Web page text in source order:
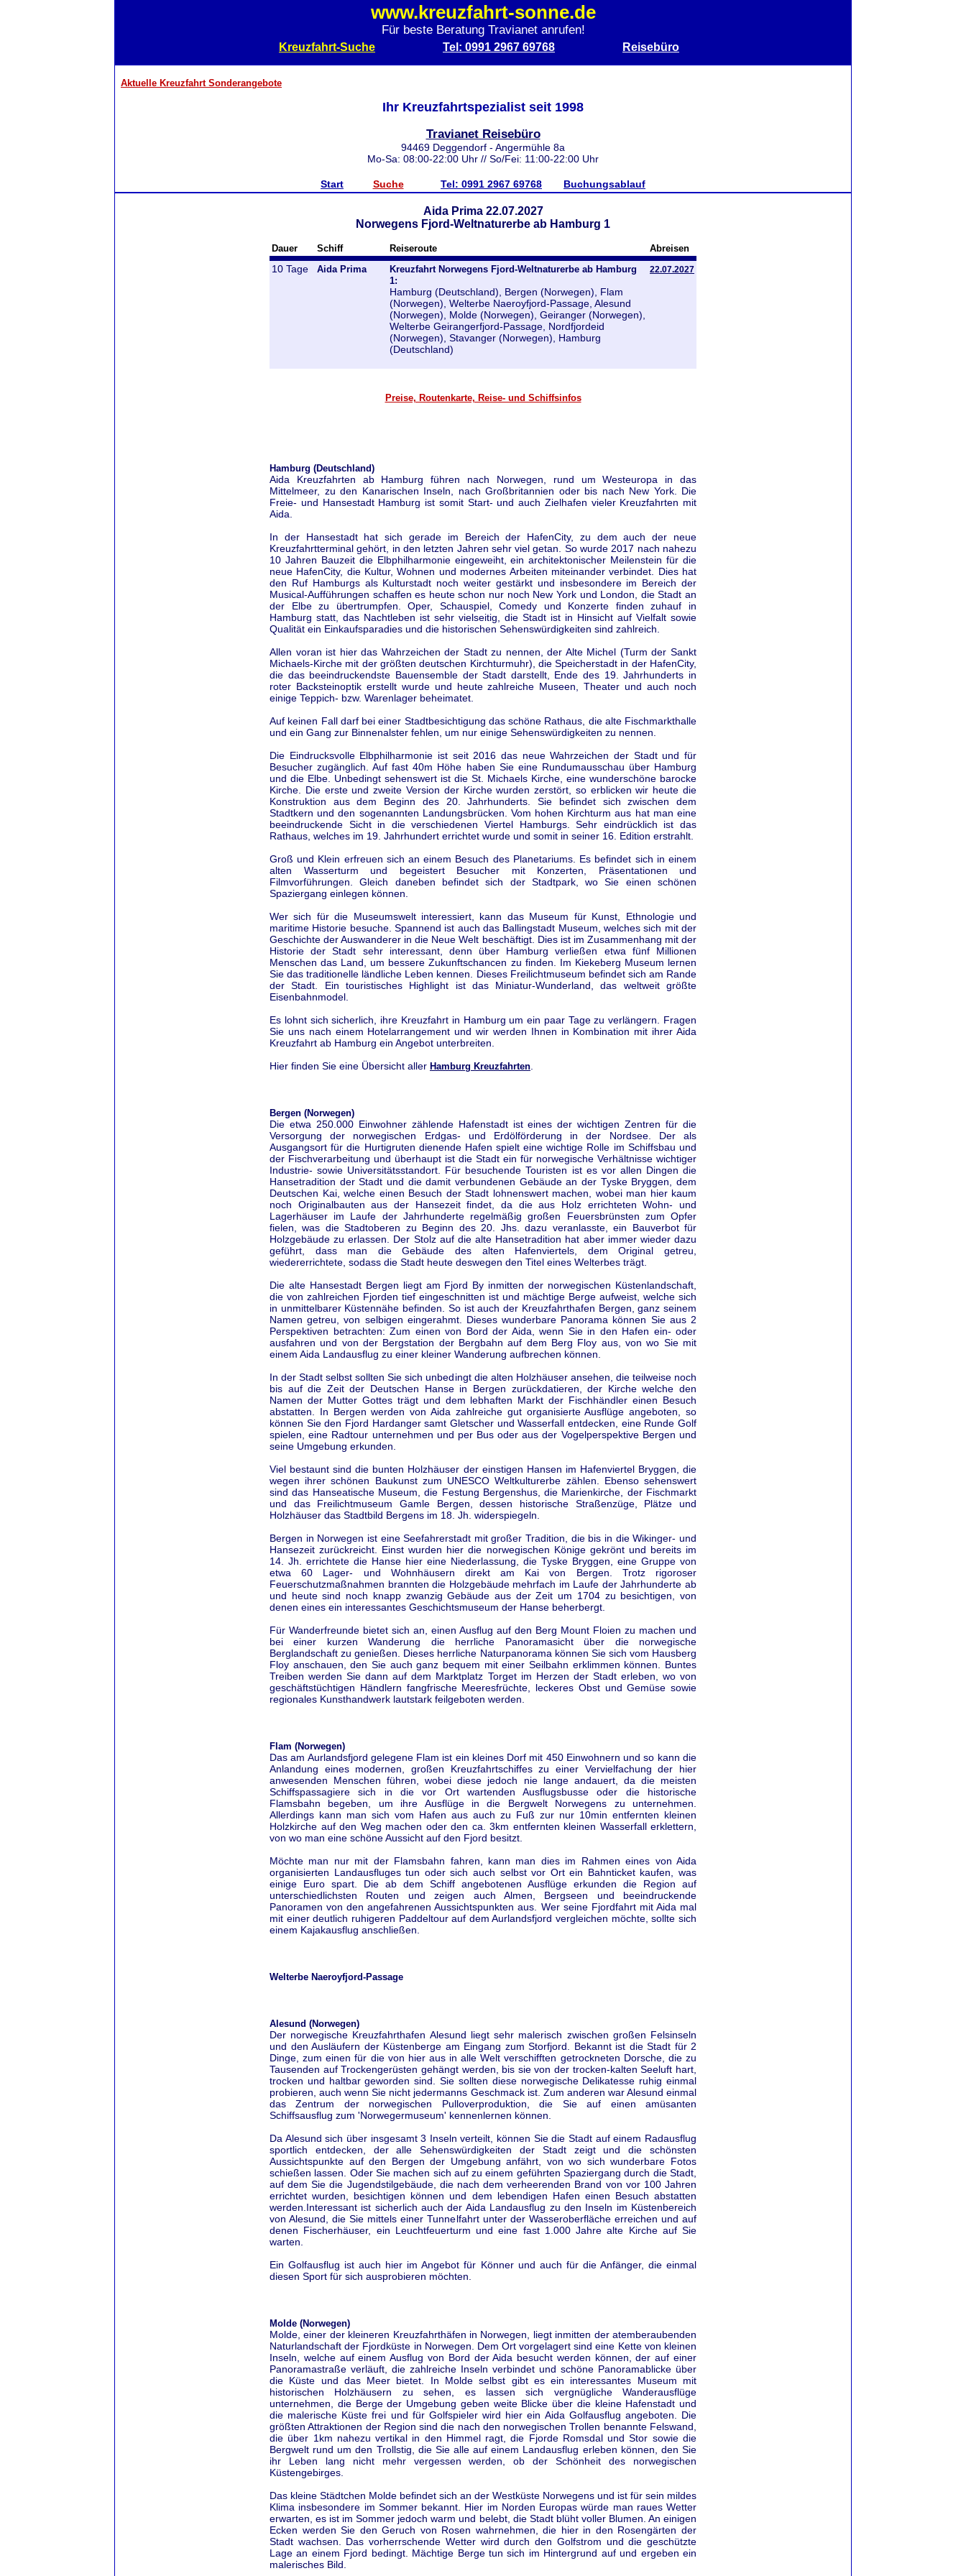
www.kreuzfahrt-sonne.de
Für beste Beratung Travianet anrufen!
Kreuzfahrt-Suche Tel: 0991 2967 69768 Reisebüro
Aktuelle Kreuzfahrt Sonderangebote
Ihr Kreuzfahrtspezialist seit 1998
Travianet Reisebüro
94469 Deggendorf - Angermühle 8a
Mo-Sa: 08:00-22:00 Uhr // So/Fei: 11:00-22:00 Uhr
Start Suche Tel: 0991 2967 69768 Buchungsablauf
Aida Prima 22.07.2027
Norwegens Fjord-Weltnaturerbe ab Hamburg 1
Dauer Schiff Reiseroute Abreisen
10 Tage Aida Prima
Kreuzfahrt Norwegens Fjord-Weltnaturerbe ab Hamburg
1:
Hamburg (Deutschland), Bergen (Norwegen), Flam
(Norwegen), Welterbe Naeroyfjord-Passage, Alesund
(Norwegen), Molde (Norwegen), Geiranger (Norwegen),
Welterbe Geirangerfjord-Passage, Nordfjordeid
(Norwegen), Stavanger (Norwegen), Hamburg
(Deutschland)
22.07.2027
Preise, Routenkarte, Reise- und Schiffsinfos
Hamburg (Deutschland)
Aida Kreuzfahrten ab Hamburg führen nach Norwegen, rund um Westeuropa in das
Mittelmeer, zu den Kanarischen Inseln, nach Großbritannien oder bis nach New York. Die
Freie- und Hansestadt Hamburg ist somit Start- und auch Zielhafen vieler Kreuzfahrten mit
Aida.
In der Hansestadt hat sich gerade im Bereich der HafenCity, zu dem auch der neue
Kreuzfahrtterminal gehört, in den letzten Jahren sehr viel getan. So wurde 2017 nach nahezu
10 Jahren Bauzeit die Elbphilharmonie eingeweiht, ein architektonischer Meilenstein für die
neue HafenCity, die Kultur, Wohnen und modernes Arbeiten miteinander verbindet. Dies hat
den Ruf Hamburgs als Kulturstadt noch weiter gestärkt und insbesondere im Bereich der
Musical-Aufführungen schaffen es heute schon nur noch New York und London, die Stadt an
der Elbe zu übertrumpfen. Oper, Schauspiel, Comedy und Konzerte finden zuhauf in
Hamburg statt, das Nachtleben ist sehr vielseitig, die Stadt ist in Hinsicht auf Vielfalt sowie
Qualität ein Einkaufsparadies und die historischen Sehenswürdigkeiten sind zahlreich.
Allen voran ist hier das Wahrzeichen der Stadt zu nennen, der Alte Michel (Turm der Sankt
Michaels-Kirche mit der größten deutschen Kirchturmuhr), die Speicherstadt in der HafenCity,
die das beeindruckendste Bauensemble der Stadt darstellt, Ende des 19. Jahrhunderts in
roter Backsteinoptik erstellt wurde und heute zahlreiche Museen, Theater und auch noch
einige Teppich- bzw. Warenlager beheimatet.
Auf keinen Fall darf bei einer Stadtbesichtigung das schöne Rathaus, die alte Fischmarkthalle
und ein Gang zur Binnenalster fehlen, um nur einige Sehenswürdigkeiten zu nennen.
Die Eindrucksvolle Elbphilharmonie ist seit 2016 das neue Wahrzeichen der Stadt und für
Besucher zugänglich. Auf fast 40m Höhe haben Sie eine Rundumausschau über Hamburg
und die Elbe. Unbedingt sehenswert ist die St. Michaels Kirche, eine wunderschöne barocke
Kirche. Die erste und zweite Version der Kirche wurden zerstört, so erblicken wir heute die
Konstruktion aus dem Beginn des 20. Jahrhunderts. Sie befindet sich zwischen dem
Stadtkern und den sogenannten Landungsbrücken. Vom hohen Kirchturm aus hat man eine
beeindruckende Sicht in die verschiedenen Viertel Hamburgs. Sehr eindrücklich ist das
Rathaus, welches im 19. Jahrhundert errichtet wurde und somit in seiner 16. Edition erstrahlt.
Groß und Klein erfreuen sich an einem Besuch des Planetariums. Es befindet sich in einem
alten Wasserturm und begeistert Besucher mit Konzerten, Präsentationen und
Filmvorführungen. Gleich daneben befindet sich der Stadtpark, wo Sie einen schönen
Spaziergang einlegen können.
Wer sich für die Museumswelt interessiert, kann das Museum für Kunst, Ethnologie und
maritime Historie besuche. Spannend ist auch das Ballingstadt Museum, welches sich mit der
Geschichte der Auswanderer in die Neue Welt beschäftigt. Dies ist im Zusammenhang mit der
Historie der Stadt sehr interessant, denn über Hamburg verließen etwa fünf Millionen
Menschen das Land, um bessere Zukunftschancen zu finden. Im Kiekeberg Museum lernen
Sie das traditionelle ländliche Leben kennen. Dieses Freilichtmuseum befindet sich am Rande
der Stadt. Ein touristisches Highlight ist das Miniatur-Wunderland, das weltweit größte
Eisenbahnmodel.
Es lohnt sich sicherlich, ihre Kreuzfahrt in Hamburg um ein paar Tage zu verlängern. Fragen
Sie uns nach einem Hotelarrangement und wir werden Ihnen in Kombination mit ihrer Aida
Kreuzfahrt ab Hamburg ein Angebot unterbreiten.
Hier finden Sie eine Übersicht aller Hamburg Kreuzfahrten.
Bergen (Norwegen)
Die etwa 250.000 Einwohner zählende Hafenstadt ist eines der wichtigen Zentren für die
Versorgung der norwegischen Erdgas- und Erdölförderung in der Nordsee. Der als
Ausgangsort für die Hurtigruten dienende Hafen spielt eine wichtige Rolle im Schiffsbau und
der Fischverarbeitung und überhaupt ist die Stadt ein für norwegische Verhältnisse wichtiger
Industrie- sowie Universitätsstandort. Für besuchende Touristen ist es vor allen Dingen die
Hansetradition der Stadt und die damit verbundenen Gebäude an der Tyske Bryggen, dem
Deutschen Kai, welche einen Besuch der Stadt lohnenswert machen, wobei man hier kaum
noch Originalbauten aus der Hansezeit findet, da die aus Holz errichteten Wohn- und
Lagerhäuser im Laufe der Jahrhunderte regelmäßig großen Feuersbrünsten zum Opfer
fielen, was die Stadtoberen zu Beginn des 20. Jhs. dazu veranlasste, ein Bauverbot für
Holzgebäude zu erlassen. Der Stolz auf die alte Hansetradition hat aber immer wieder dazu
geführt, dass man die Gebäude des alten Hafenviertels, dem Original getreu,
wiedererrichtete, sodass die Stadt heute deswegen den Titel eines Welterbes trägt.
Die alte Hansestadt Bergen liegt am Fjord By inmitten der norwegischen Küstenlandschaft,
die von zahlreichen Fjorden tief eingeschnitten ist und mächtige Berge aufweist, welche sich
in unmittelbarer Küstennähe befinden. So ist auch der Kreuzfahrthafen Bergen, ganz seinem
Namen getreu, von selbigen eingerahmt. Dieses wunderbare Panorama können Sie aus 2
Perspektiven betrachten: Zum einen von Bord der Aida, wenn Sie in den Hafen ein- oder
ausfahren und von der Bergstation der Bergbahn auf dem Berg Floy aus, von wo Sie mit
einem Aida Landausflug zu einer kleiner Wanderung aufbrechen können.
In der Stadt selbst sollten Sie sich unbedingt die alten Holzhäuser ansehen, die teilweise noch
bis auf die Zeit der Deutschen Hanse in Bergen zurückdatieren, der Kirche welche den
Namen der Mutter Gottes trägt und dem lebhaften Markt der Fischhändler einen Besuch
abstatten. In Bergen werden von Aida zahlreiche gut organisierte Ausflüge angeboten, so
können Sie den Fjord Hardanger samt Gletscher und Wasserfall entdecken, eine Runde Golf
spielen, eine Radtour unternehmen und per Bus oder aus der Vogelperspektive Bergen und
seine Umgebung erkunden.
Viel bestaunt sind die bunten Holzhäuser der einstigen Hansen im Hafenviertel Bryggen, die
wegen ihrer schönen Baukunst zum UNESCO Weltkulturerbe zählen. Ebenso sehenswert
sind das Hanseatische Museum, die Festung Bergenshus, die Marienkirche, der Fischmarkt
und das Freilichtmuseum Gamle Bergen, dessen historische Straßenzüge, Plätze und
Holzhäuser das Stadtbild Bergens im 18. Jh. widerspiegeln.
Bergen in Norwegen ist eine Seefahrerstadt mit großer Tradition, die bis in die Wikinger- und
Hansezeit zurückreicht. Einst wurden hier die norwegischen Könige gekrönt und bereits im
14. Jh. errichtete die Hanse hier eine Niederlassung, die Tyske Bryggen, eine Gruppe von
etwa 60 Lager- und Wohnhäusern direkt am Kai von Bergen. Trotz rigoroser
Feuerschutzmaßnahmen brannten die Holzgebäude mehrfach im Laufe der Jahrhunderte ab
und heute sind noch knapp zwanzig Gebäude aus der Zeit um 1704 zu besichtigen, von
denen eines ein interessantes Geschichtsmuseum der Hanse beherbergt.
Für Wanderfreunde bietet sich an, einen Ausflug auf den Berg Mount Floien zu machen und
bei einer kurzen Wanderung die herrliche Panoramasicht über die norwegische
Berglandschaft zu genießen. Dieses herrliche Naturpanorama können Sie sich vom Hausberg
Floy anschauen, den Sie auch ganz bequem mit einer Seilbahn erklimmen können. Buntes
Treiben werden Sie dann auf dem Marktplatz Torget im Herzen der Stadt erleben, wo von
geschäftstüchtigen Händlern fangfrische Meeresfrüchte, leckeres Obst und Gemüse sowie
regionales Kunsthandwerk lautstark feilgeboten werden.
Flam (Norwegen)
Das am Aurlandsfjord gelegene Flam ist ein kleines Dorf mit 450 Einwohnern und so kann die
Anlandung eines modernen, großen Kreuzfahrtschiffes zu einer Vervielfachung der hier
anwesenden Menschen führen, wobei diese jedoch nie lange andauert, da die meisten
Schiffspassagiere sich in die vor Ort wartenden Ausflugsbusse oder die historische
Flamsbahn begeben, um ihre Ausflüge in die Bergwelt Norwegens zu unternehmen.
Allerdings kann man sich vom Hafen aus auch zu Fuß zur nur 10min entfernten kleinen
Holzkirche auf den Weg machen oder den ca. 3km entfernten kleinen Wasserfall erklettern,
von wo man eine schöne Aussicht auf den Fjord besitzt.
Möchte man nur mit der Flamsbahn fahren, kann man dies im Rahmen eines von Aida
organisierten Landausfluges tun oder sich auch selbst vor Ort ein Bahnticket kaufen, was
einige Euro spart. Die ab dem Schiff angebotenen Ausflüge erkunden die Region auf
unterschiedlichsten Routen und zeigen auch Almen, Bergseen und beeindruckende
Panoramen von den angefahrenen Aussichtspunkten aus. Wer seine Fjordfahrt mit Aida mal
mit einer deutlich ruhigeren Paddeltour auf dem Aurlandsfjord vergleichen möchte, sollte sich
einem Kajakausflug anschließen.
Welterbe Naeroyfjord-Passage
Alesund (Norwegen)
Der norwegische Kreuzfahrthafen Alesund liegt sehr malerisch zwischen großen Felsinseln
und den Ausläufern der Küstenberge am Eingang zum Storfjord. Bekannt ist die Stadt für 2
Dinge, zum einen für die von hier aus in alle Welt verschifften getrockneten Dorsche, die zu
Tausenden auf Trockengerüsten gehängt werden, bis sie von der trocken-kalten Seeluft hart,
trocken und haltbar geworden sind. Sie sollten diese norwegische Delikatesse ruhig einmal
probieren, auch wenn Sie nicht jedermanns Geschmack ist. Zum anderen war Alesund einmal
das Zentrum der norwegischen Pulloverproduktion, die Sie auf einen amüsanten
Schiffsausflug zum 'Norwegermuseum' kennenlernen können.
Da Alesund sich über insgesamt 3 Inseln verteilt, können Sie die Stadt auf einem Radausflug
sportlich entdecken, der alle Sehenswürdigkeiten der Stadt zeigt und die schönsten
Aussichtspunkte auf den Bergen der Umgebung anfährt, von wo sich wunderbare Fotos
schießen lassen. Oder Sie machen sich auf zu einem geführten Spaziergang durch die Stadt,
auf dem Sie die Jugendstilgebäude, die nach dem verheerenden Brand von vor 100 Jahren
errichtet wurden, besichtigen können und dem lebendigen Hafen einen Besuch abstatten
werden.Interessant ist sicherlich auch der Aida Landausflug zu den Inseln im Küstenbereich
von Alesund, die Sie mittels einer Tunnelfahrt unter der Wasseroberfläche erreichen und auf
denen Fischerhäuser, ein Leuchtfeuerturm und eine fast 1.000 Jahre alte Kirche auf Sie
warten.
Ein Golfausflug ist auch hier im Angebot für Könner und auch für die Anfänger, die einmal
diesen Sport für sich ausprobieren möchten.
Molde (Norwegen)
Molde, einer der kleineren Kreuzfahrthäfen in Norwegen, liegt inmitten der atemberaubenden
Naturlandschaft der Fjordküste in Norwegen. Dem Ort vorgelagert sind eine Kette von kleinen
Inseln, welche auf einem Ausflug von Bord der Aida besucht werden können, der auf einer
Panoramastraße verläuft, die zahlreiche Inseln verbindet und schöne Panoramablicke über
die Küste und das Meer bietet. In Molde selbst gibt es ein interessantes Museum mit
historischen Holzhäusern zu sehen, es lassen sich vergnügliche Wanderausflüge
unternehmen, die Berge der Umgebung geben weite Blicke über die kleine Hafenstadt und
die malerische Küste frei und für Golfspieler wird hier ein Aida Golfausflug angeboten. Die
größten Attraktionen der Region sind die nach den norwegischen Trollen benannte Felswand,
die über 1km nahezu vertikal in den Himmel ragt, die Fjorde Romsdal und Stor sowie die
Bergwelt rund um den Trollstig, die Sie alle auf einem Landausflug erleben können, den Sie
ihr Leben lang nicht mehr vergessen werden, ob der Schönheit des norwegischen
Küstengebirges.
Das kleine Städtchen Molde befindet sich an der Westküste Norwegens und ist für sein mildes
Klima insbesondere im Sommer bekannt. Hier im Norden Europas würde man raues Wetter
erwarten, es ist im Sommer jedoch warm und belebt, die Stadt blüht voller Blumen. An einigen
Ecken werden Sie den Geruch von Rosen wahrnehmen, die hier in den Rosengärten der
Stadt wachsen. Das vorherrschende Wetter wird durch den Golfstrom und die geschützte
Lage an einem Fjord bedingt. Mächtige Berge tun sich im Hintergrund auf und ergeben ein
malerisches Bild.